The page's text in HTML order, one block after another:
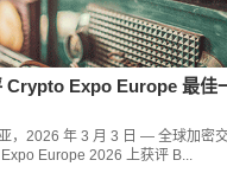
Crypto Expo Europe 最佳
，2026 年 3 月 3 日 — 全球加密
Europe 2026 上获评 B...